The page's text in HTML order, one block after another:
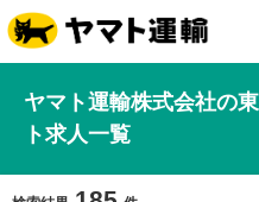
ヤマト運輸株式会社の
ト求人一覧